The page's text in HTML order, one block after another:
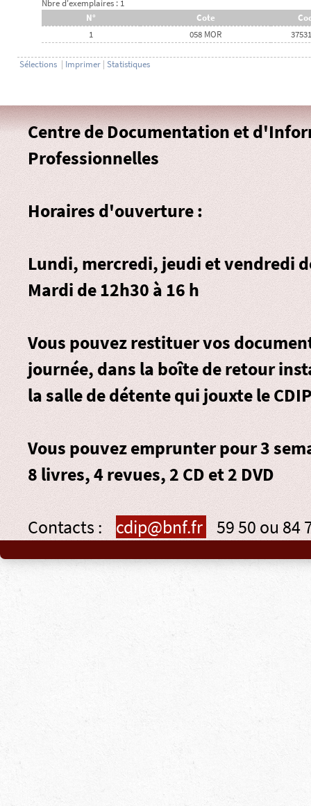
Nbre d'exemplaires : 1
N°
Cote
1
058 MOR
Sélections | Imprimer | Statistiques
Centre de Documentation et
Professionnelles
Horaires d'ouverture :
Lundi, mercredi, jeudi et vendredi
Mardi de 12h30 à 16 h
Vous pouvez restituer vos
journée, dans la boîte de retour
la salle de détente qui jouxte le
Vous pouvez emprunter pour 3
8 livres, 4 revues, 2 CD et 2 DVD
Contacts : cdip@bnf.fr 59 50 ou 84